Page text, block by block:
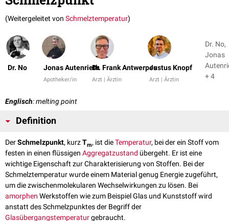
(Weitergeleitet von Schmelztemperatur)
Dr. No Jonas Autenrieth
Apotheker/in
Dr. Frank Antwerpes
Arzt | Ärztin
Justus Knopf
Arzt | Ärztin
Dr. No,
Jonas
+ 4
Englisch: melting point
Definition
DerSchmelzpunkt, kurzTm, ist dieTemperatur, bei der ein Stoff vom
festen in einen flüssigen Aggregatzustand übergeht. Er ist eine
wichtige Eigenschaft zur Charakterisierung von Stoffen. Bei der
Schmelztemperatur wurde einem Material genug Energie zugeführt,
um die zwischenmolekularen Wechselwirkungen zu lösen. Bei
amorphen Werkstoffen wie zum Beispiel Glas und Kunststoff wird
anstatt des Schmelzpunktes der Begriff der
Glasübergangstemperaturgebraucht.